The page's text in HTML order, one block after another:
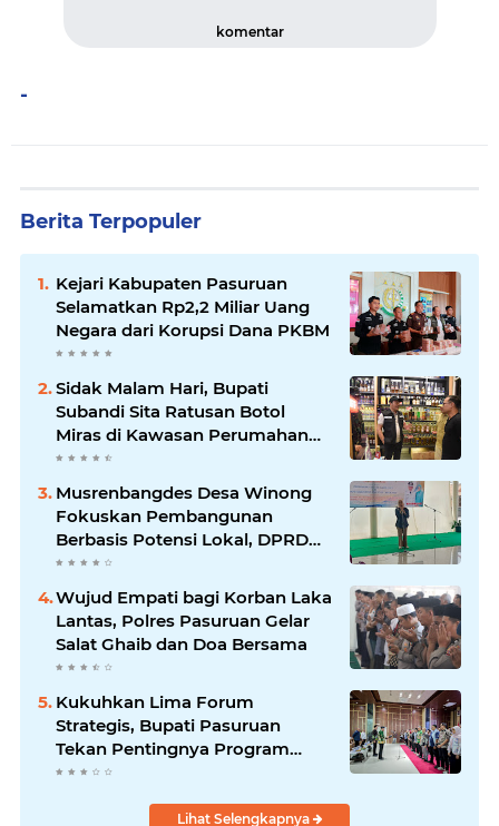
komentar
-
Berita Terpopuler
Kejari Kabupaten Pasuruan
Selamatkan Rp2,2 Miliar Uang
Negara dari Korupsi Dana PKBM
Sidak Malam Hari, Bupati
Subandi Sita Ratusan Botol
Miras di Kawasan Perumahan
Sidoarjo
Musrenbangdes Desa Winong
Fokuskan Pembangunan
Berbasis Potensi Lokal, DPRD
Optimistis Meski Dihantam
Efisiensi Anggaran
Wujud Empati bagi Korban Laka
Lantas, Polres Pasuruan Gelar
Salat Ghaib dan Doa Bersama
Kukuhkan Lima Forum
Strategis, Bupati Pasuruan
Tekan Pentingnya Program
Nyata untuk Rakyat
Lihat Selengkapnya